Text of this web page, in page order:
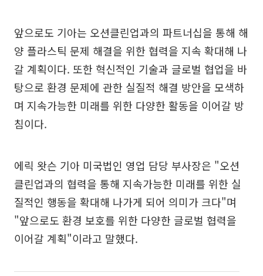
앞으로도 기아는 오션클린업과의 파트너십을 통해 해
양 플라스틱 문제 해결을 위한 협력을 지속 확대해 나
갈 계획이다. 또한 혁신적인 기술과 글로벌 협업을 바
탕으로 환경 문제에 관한 실질적 해결 방안을 모색하
며 지속가능한 미래를 위한 다양한 활동을 이어갈 방
침이다.
에릭 왓슨 기아 미국법인 영업 담당 부사장은 "오션
클린업과의 협력을 통해 지속가능한 미래를 위한 실
질적인 행동을 확대해 나가게 되어 의미가 크다"며
"앞으로도 환경 보호를 위한 다양한 글로벌 협력을
이어갈 계획"이라고 말했다.